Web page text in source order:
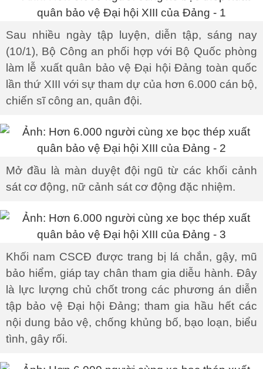
Sau nhiều ngày tập luyện, diễn tập, sáng nay
(10/1), Bộ Công an phối hợp với Bộ Quốc phòng
làm lễ xuất quân bảo vệ Đại hội Đảng toàn quốc
lần thứ XIII với sự tham dự của hơn 6.000 cán bộ,
chiến sĩ công an, quân đội.
Mở đầu là màn duyệt đội ngũ từ các khối cảnh
sát cơ động, nữ cảnh sát cơ động đặc nhiệm.
Khối nam CSCĐ được trang bị lá chắn, gậy, mũ
bảo hiểm, giáp tay chân tham gia diễu hành. Đây
là lực lượng chủ chốt trong các phương án diễn
tập bảo vệ Đại hội Đảng; tham gia hầu hết các
nội dung bảo vệ, chống khủng bố, bạo loạn, biểu
tình, gây rối.